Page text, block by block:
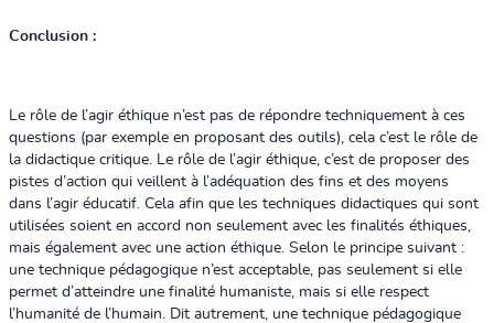
Conclusion :
Le rôle de l’agir éthique n’est pas de répondre techniquement à ces
questions (par exemple en proposant des outils), cela c’est le rôle de
la didactique critique. Le rôle de l’agir éthique, c’est de proposer des
pistes d’action qui veillent à l’adéquation des fins et des moyens
dans l’agir éducatif. Cela afin que les techniques didactiques qui sont
utilisées soient en accord non seulement avec les finalités éthiques,
mais également avec une action éthique. Selon le principe suivant :
une technique pédagogique n’est acceptable, pas seulement si elle
permet d’atteindre une finalité humaniste, mais si elle respect
l’humanité de l’humain. Dit autrement, une technique pédagogique